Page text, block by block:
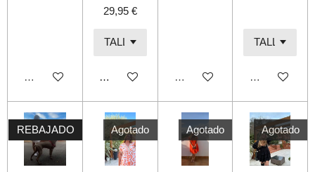
Agotado
29,95 €
Añadir al carrito Agotado Agotado
REBAJADO Agotado Agotado Agotado